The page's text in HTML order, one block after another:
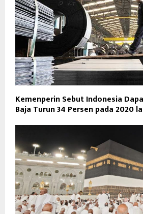
Kemenperin Sebut Indonesia
Baja Turun 34 Persen pada 2020